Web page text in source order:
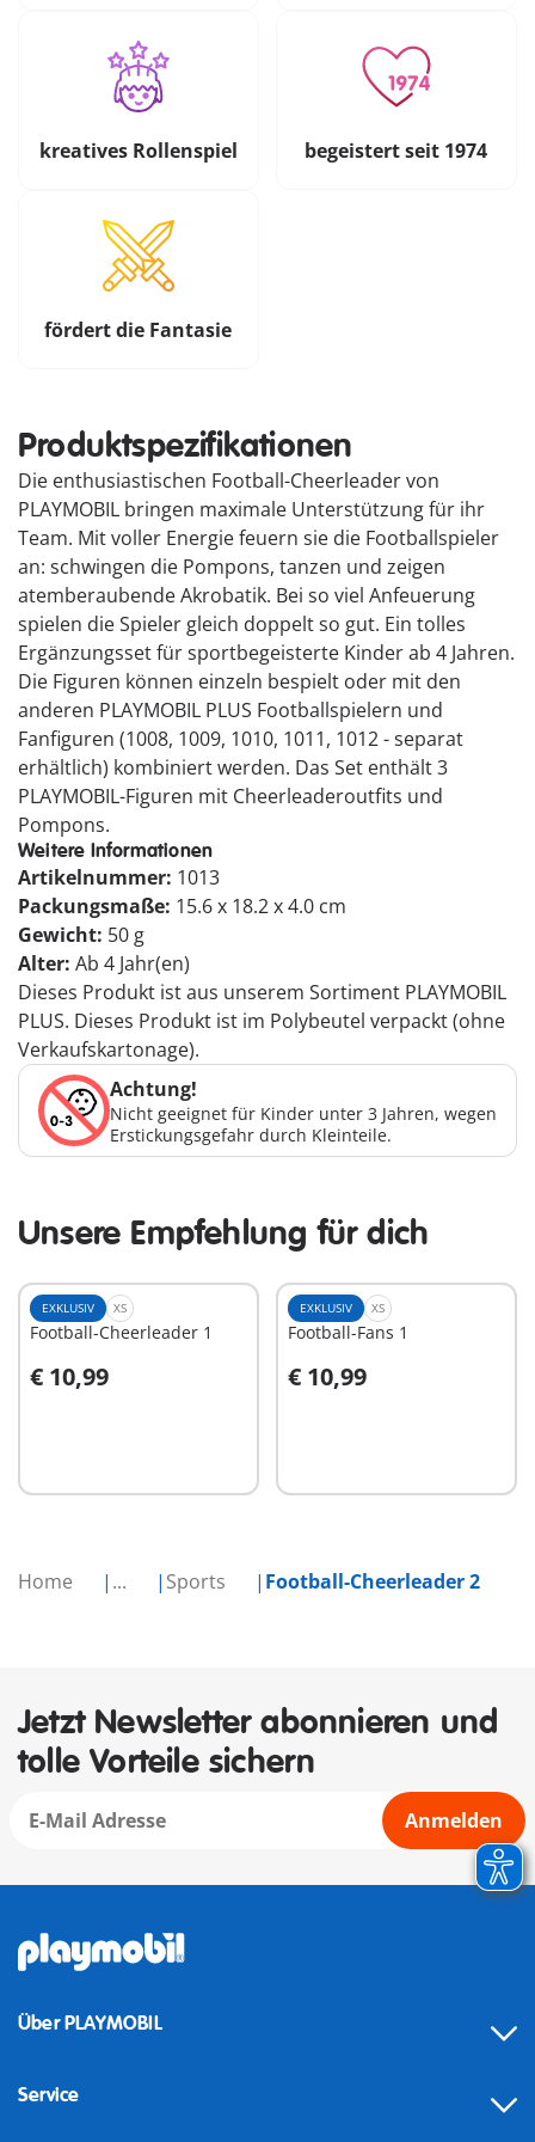
Home ... Sports Football-Cheerleader 2
kreatives Rollenspiel begeistert seit 1974
fördert die Fantasie
Produktspezifikationen
Die enthusiastischen Football-Cheerleader von
PLAYMOBIL bringen maximale Unterstützung für ihr
Team. Mit voller Energie feuern sie die Footballspieler
an: schwingen die Pompons, tanzen und zeigen
atemberaubende Akrobatik. Bei so viel Anfeuerung
spielen die Spieler gleich doppelt so gut. Ein tolles
Ergänzungsset für sportbegeisterte Kinder ab 4 Jahren.
Die Figuren können einzeln bespielt oder mit den
anderen PLAYMOBIL PLUS Footballspielern und
Fanfiguren (1008, 1009, 1010, 1011, 1012 - separat
erhältlich) kombiniert werden. Das Set enthält 3
PLAYMOBIL-Figuren mit Cheerleaderoutfits und
Pompons.
Weitere Informationen
Artikelnummer: 1013
Packungsmaße: 15.6 x 18.2 x 4.0 cm
Gewicht: 50 g
Alter: Ab 4 Jahr(en)
Dieses Produkt ist aus unserem Sortiment PLAYMOBIL
PLUS. Dieses Produkt ist im Polybeutel verpackt (ohne
Verkaufskartonage).
Achtung!
Nicht geeignet für Kinder unter 3 Jahren, wegen
Erstickungsgefahr durch Kleinteile.
Unsere Empfehlung für dich
EXKLUSIV XS
Football-Cheerleader 1
€ 10,99
In den Warenkorb
EXKLUSIV XS
Football-Fans 1
€ 10,99
In den Warenkorb
Jetzt Newsletter abonnieren und
tolle Vorteile sichern
Anmelden
Über PLAYMOBIL
Service